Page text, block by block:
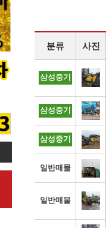
분류 사진
삼성중기
삼성중기
삼성중기
일반매물
일반매물